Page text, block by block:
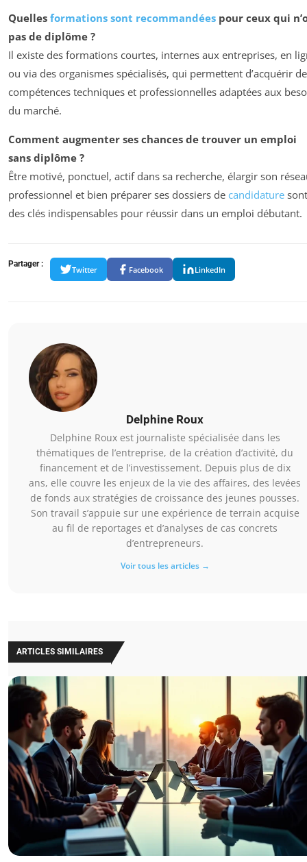
Quelles formations sont recommandées pour ceux qui
pas de diplôme ?
Il existe des formations courtes, internes aux entreprises, en
ou via des organismes spécialisés, qui permettent d’acquérir
compétences techniques et professionnelles adaptées aux
du marché.
Comment augmenter ses chances de trouver un emploi
sans diplôme ?
Être motivé, ponctuel, actif dans sa recherche, élargir son
professionnel et bien préparer ses dossiers de candidature sont
des clés indispensables pour réussir dans un emploi débutant.
Partager :
Twitter Facebook LinkedIn
Delphine Roux
Delphine Roux est journaliste spécialisée dans les
thématiques de l’entreprise, de la création d’activité, du
financement et de l’investissement. Depuis plus de dix
ans, elle couvre les enjeux de la vie des affaires, des levées
de fonds aux stratégies de croissance des jeunes pousses.
Son travail s’appuie sur une expérience de terrain acquise
au fil de reportages et d’analyses de cas concrets
d’entrepreneurs.
Voir tous les articles →
ARTICLES SIMILAIRES